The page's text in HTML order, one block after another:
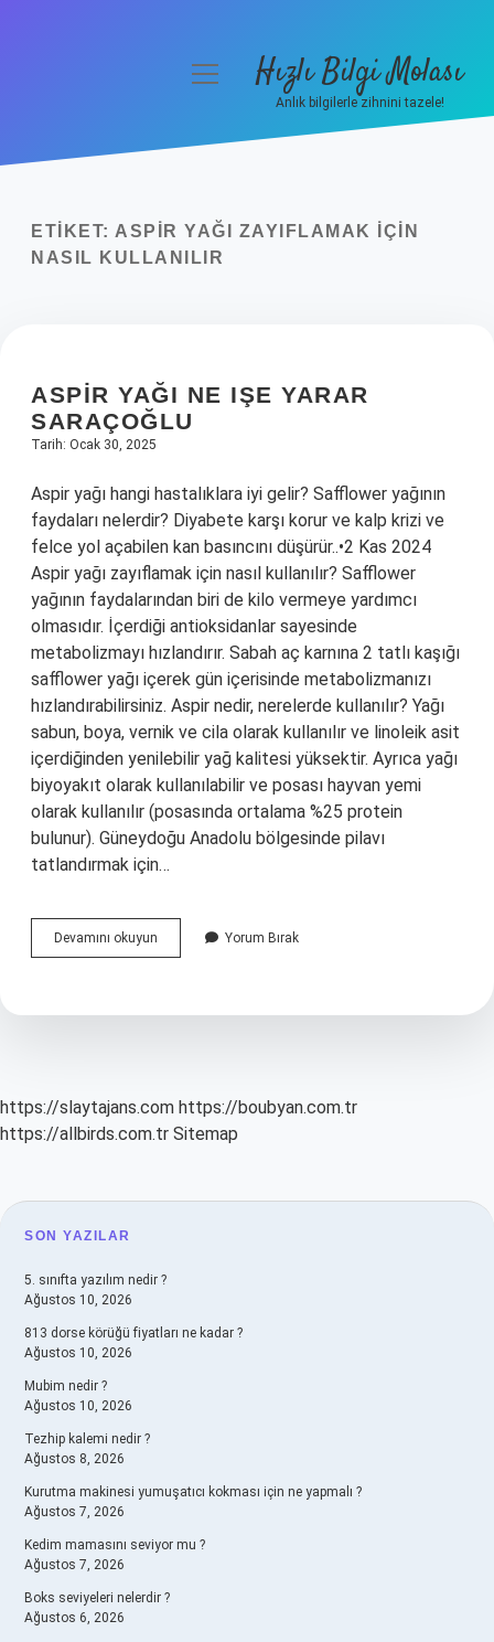
Yasal Uyarı
menüyüHızlı Bilgi Molası
Anlık bilgilerle zihnini tazele!
ETIKET: ASPIR YAĞI ZAYIFLAMAK IÇIN
NASIL KULLANILIR
ASPIR YAĞI NE IŞE YARAR
SARAÇOĞLU
Tarih: Ocak 30, 2025
Aspir yağı hangi hastalıklara iyi gelir? Safflower yağının
faydaları nelerdir? Diyabete karşı korur ve kalp krizi ve
felce yol açabilen kan basıncını düşürür..•2 Kas 2024
Aspir yağı zayıflamak için nasıl kullanılır? Safflower
yağının faydalarından biri de kilo vermeye yardımcı
olmasıdır. İçerdiği antioksidanlar sayesinde
metabolizmayı hızlandırır. Sabah aç karnına 2 tatlı kaşığı
safflower yağı içerek gün içerisinde metabolizmanızı
hızlandırabilirsiniz. Aspir nedir, nerelerde kullanılır? Yağı
sabun, boya, vernik ve cila olarak kullanılır ve linoleik asit
içerdiğinden yenilebilir yağ kalitesi yüksektir. Ayrıca yağı
biyoyakıt olarak kullanılabilir ve posası hayvan yemi
olarak kullanılır (posasında ortalama %25 protein
bulunur). Güneydoğu Anadolu bölgesinde pilavı
tatlandırmak için…
Devamını okuyun
Yağı
Yarar
Yorum Bırak
https://slaytajans.com https://boubyan.com.tr
https://allbirds.com.tr Sitemap
SIDEBAR
SON YAZILAR
5. sınıfta yazılım nedir ?
Ağustos 10, 2026
813 dorse körüğü fiyatları ne kadar ?
Ağustos 10, 2026
Mubim nedir ?
Ağustos 10, 2026
Tezhip kalemi nedir ?
Ağustos 8, 2026
Kurutma makinesi yumuşatıcı kokması için ne yapmalı ?
Ağustos 7, 2026
Kedim mamasını seviyor mu ?
Ağustos 7, 2026
Boks seviyeleri nelerdir ?
Ağustos 6, 2026